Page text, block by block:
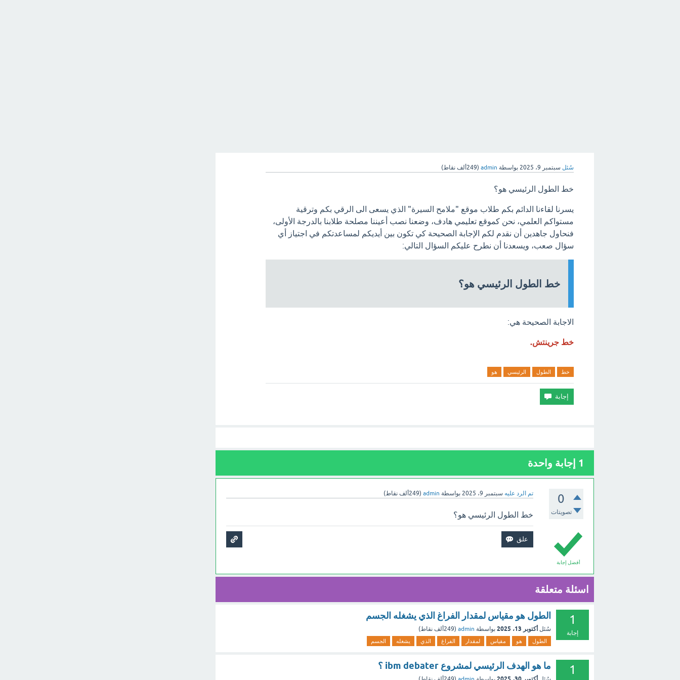
سُئل سبتمبر 9، 2025 بواسطة admin
(249ألف نقاط)
خط الطول الرئيسي هو؟
يسرنا لقاءنا الدائم بكم طلاب موقع "ملامح السيرة" الذي يسعى الى الرقي بكم وترقية
مستواكم العلمي، نحن كموقع تعليمي هادف، وضعنا نصب أعيننا مصلحة طلابنا بالدرجة الأولى،
فنحاول جاهدين أن نقدم لكم الإجابة الصحيحة كي تكون بين أيديكم لمساعدتكم في اجتياز أي
سؤال صعب، ويسعدنا أن نطرح عليكم السؤال التالي:
خط الطول الرئيسي هو؟
الاجابة الصحيحة هي:
خط جرينتش.
خط الطول الرئيسي هو
1 إجابة واحدة
0
تصويتات
تم الرد عليه سبتمبر 9، 2025 بواسطة admin
(249ألف نقاط)
أفضل إجابة
خط الطول الرئيسي هو؟
اسئلة متعلقة
1
إجابة
الطول هو مقياس لمقدار الفراغ الذي يشغله الجسم
سُئل أكتوبر 13، 2025 بواسطة admin
(249ألف نقاط)
الطول هو مقياس لمقدار الفراغ الذي يشغله الجسم
1 ما هو الهدف الرئيسي لمشروع ibm debater ؟